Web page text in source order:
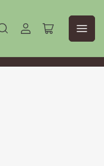
Aanmelden
Mini-
winkelwagen
openen